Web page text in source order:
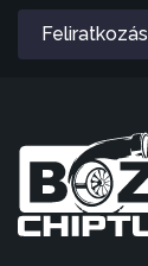
Feliratkozás